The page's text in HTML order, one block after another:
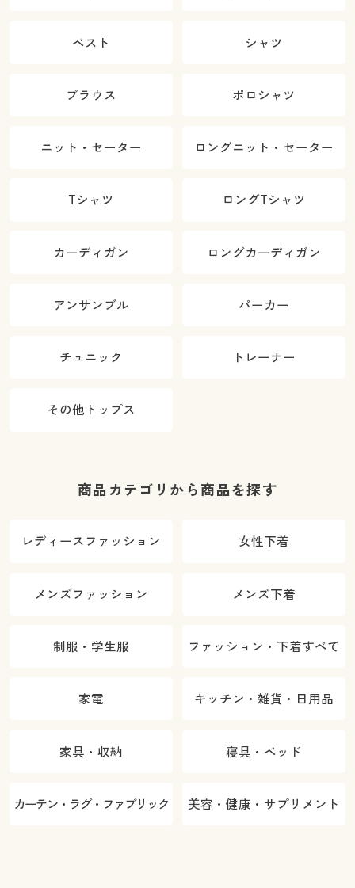
ベスト シャツ
ブラウス ポロシャツ
ニット・セーター ロングニット・セーター
Tシャツ ロングTシャツ
カーディガン ロングカーディガン
アンサンブル パーカー
チュニック トレーナー
その他トップス
商品カテゴリから商品を探す
レディースファッション 女性下着
メンズファッション メンズ下着
制服・学生服 ファッション・下着すべて
家電 キッチン・雑貨・日用品
家具・収納 寝具・ベッド
カーテン・ラグ・ファブリック 美容・健康・サプリメント